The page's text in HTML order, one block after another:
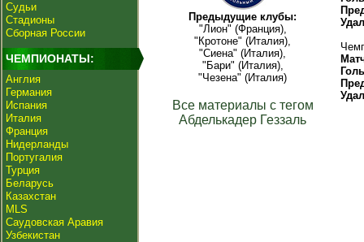
Судьи
Стадионы
Сборная России
ЧЕМПИОНАТЫ:
Англия
Германия
Испания
Италия
Франция
Нидерланды
Португалия
Турция
Беларусь
Казахстан
MLS
Саудовская Аравия
Узбекистан
Предыдущие клубы:
"Лион" (Франция),
"Кротоне" (Италия),
"Сиена" (Италия),
"Бари" (Италия),
"Чезена" (Италия)
Все материалы с тегом
Абделькадер Геззаль